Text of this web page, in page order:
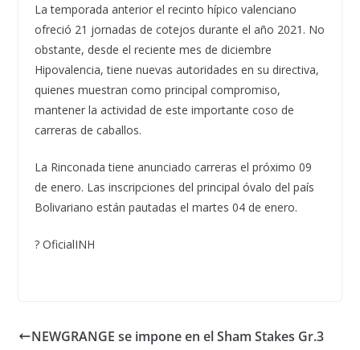
La temporada anterior el recinto hípico valenciano
ofreció 21 jornadas de cotejos durante el año 2021. No
obstante, desde el reciente mes de diciembre
Hipovalencia, tiene nuevas autoridades en su directiva,
quienes muestran como principal compromiso,
mantener la actividad de este importante coso de
carreras de caballos.
La Rinconada tiene anunciado carreras el próximo 09
de enero. Las inscripciones del principal óvalo del país
Bolivariano están pautadas el martes 04 de enero.
? OficialINH
NEWGRANGE se impone en el Sham Stakes Gr.3